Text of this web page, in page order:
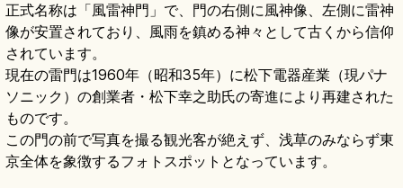
正式名称は「風雷神門」で、門の右側に風神像、左側に雷神
像が安置されており、風雨を鎮める神々として古くから信仰
されています。
現在の雷門は1960年（昭和35年）に松下電器産業（現パナ
ソニック）の創業者・松下幸之助氏の寄進により再建された
ものです。
この門の前で写真を撮る観光客が絶えず、浅草のみならず東
京全体を象徴するフォトスポットとなっています。